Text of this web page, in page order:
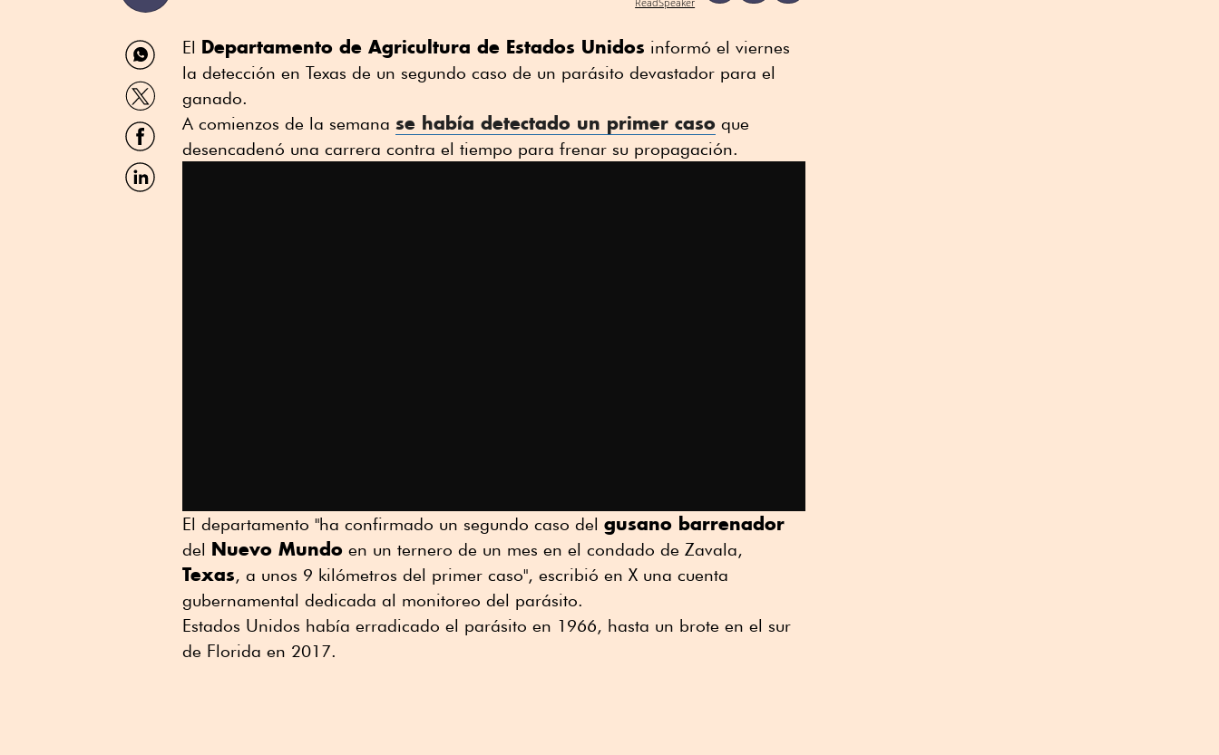
Compartir
por
WhatsApp
Compartir
por
Twitter
Compartir
por
Facebook
Compartir
por
El Departamento de Agricultura de Estados Unidos informó el viernes
la detección en Texas de un segundo caso de un parásito devastador para el
ganado.
A comienzos de la semana se había detectado un primer caso que
desencadenó una carrera contra el tiempo para frenar su propagación.
El departamento "ha confirmado un segundo caso del gusano barrenador
del Nuevo Mundo en un ternero de un mes en el condado de Zavala,
Texas, a unos 9 kilómetros del primer caso", escribió en X una cuenta
gubernamental dedicada al monitoreo del parásito.
Estados Unidos había erradicado el parásito en 1966, hasta un brote en el sur
de Florida en 2017.